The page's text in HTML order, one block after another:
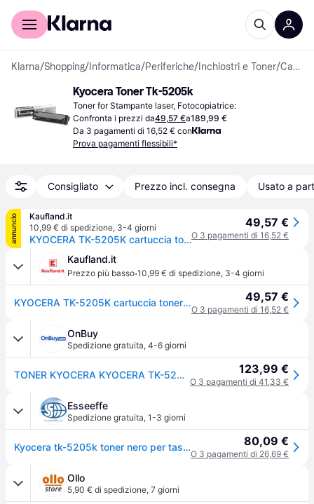
Per il tuo shopping
Klarna/Shopping/ Informatica/Periferiche/ Inchiostri e Toner/ Cartucce di Toner
Kyocera Toner Tk-5205k
Toner for Stampante laser, Fotocopiatrice:
Confronta i prezzi da49,57 €a189,99 €
Da 3 pagamenti di 16,52 € con
Prova pagamenti flessibili*
Consigliato Prezzo incl. consegna Usato a
annuncio
Kaufland.it
10,99 € di spedizione, 3-4 giorni
KYOCERA TK-5205K cartuccia toner 1 pz Originale Nero
49,57 €
O 3 pagamenti di 16,52 €
Kaufland.it
Prezzo più basso·10,99 € di spedizione, 3-4 giorni
KYOCERA TK-5205K cartuccia toner 1 pz Originale Nero 49,57 €
O 3 pagamenti di 16,52 €
OnBuy
Spedizione gratuita, 4-6 giorni
TONER KYOCERA KYOCERA TK-5205K 123,99 €
O 3 pagamenti di 41,33 €
Esseeffe
Spedizione gratuita, 1-3 giorni
Kyocera tk-5205k toner nero per taskalfa 356ci 18.000 pagine 80,09 €
O 3 pagamenti di 26,69 €
Ollo
5,90 € di spedizione, 7 giorni